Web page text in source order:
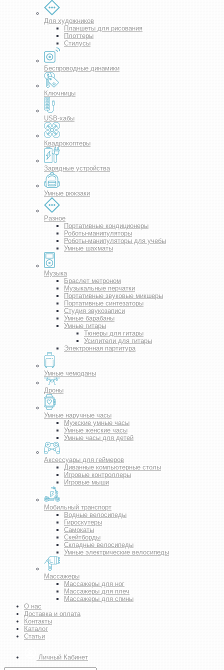
Для художников
Планшеты для рисования
Плоттеры
Стилусы
Беспроводные динамики
Ключницы
USB-хабы
Квадрокоптеры
Зарядные устройства
Умные рюкзаки
Разное
Портативные кондиционеры
Роботы-манипуляторы
Роботы-манипуляторы для учебы
Умные шахматы
Музыка
Браслет метроном
Музыкальные перчатки
Портативные звуковые микшеры
Портативные синтезаторы
Студия звукозаписи
Умные барабаны
Умные гитары
Тюнеры для гитары
Усилители для гитары
Электронная партитура
Умные чемоданы
Дроны
Умные наручные часы
Мужские умные часы
Умные женские часы
Умные часы для детей
Аксессуары для геймеров
Диванные компьютерные столы
Игровые контроллеры
Игровые мыши
Мобильный транспорт
Водные велосипеды
Гироскутеры
Самокаты
Скейтборды
Складные велосипеды
Умные электрические велосипеды
Массажеры
Массажеры для ног
Массажеры для плеч
Массажеры для спины
О нас
Доставка и оплата
Контакты
Каталог
Статьи
Личный Кабинет